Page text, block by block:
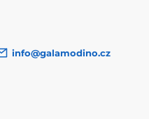
info@galamodino.cz